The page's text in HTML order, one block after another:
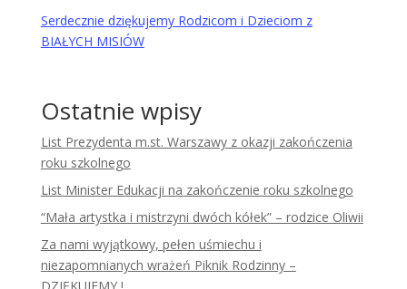
Serdecznie dziękujemy Rodzicom i Dzieciom z
BIAŁYCH MISIÓW
Ostatnie wpisy
List Prezydenta m.st. Warszawy z okazji zakończenia
roku szkolnego
List Minister Edukacji na zakończenie roku szkolnego
“Mała artystka i mistrzyni dwóch kółek” – rodzice Oliwii
Za nami wyjątkowy, pełen uśmiechu i
niezapomnianych wrażeń Piknik Rodzinny –